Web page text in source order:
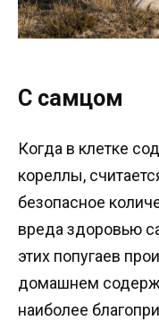
С самцом
Когда в клетке
кореллы,
безопасное
вреда здоровью
этих попугаев
домашнем
наиболее